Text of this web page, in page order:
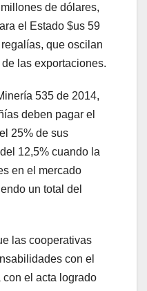
de dólares,
el Estado $us 59
que oscilan
las exportaciones.
535 de 2014,
deben pagar el
25% de sus
12,5% cuando la
en el mercado
un total del
las cooperativas
con el
con el acta logrado